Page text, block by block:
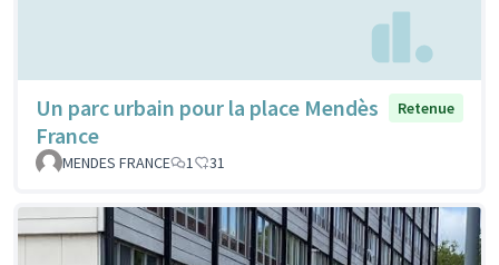
Un parc urbain pour la place Mendès
France
Retenue
MENDES FRANCE 1 31